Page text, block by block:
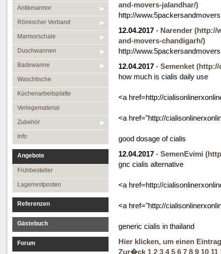
Antikmarmor
Römischer Verband
Marmorschale
Duschwannen
Badewanne
Waschtische
Küchenarbeitsplatte
Verlegematerial
Zubehör
Info
Angebote
Frühbesteller
Lagerrestposten
Referenzen
Gästebuch
Forum
and-movers-jalandhar/)
http://
12.04.2017 - Narender (http://
and-movers-chandigarh/)
http://
12.04.2017 - Semenket (http://
how much is cialis daily use
<a href=http://
<a href="http://
good dosage of cialis
12.04.2017 - SemenEvimi
gnc cialis alternative
<a href=http://
<a href="http://
generic cialis in thailand
Hier klicken, um einen
Zur�ck 1 2 3 4 5 6 7 8 9 10 11